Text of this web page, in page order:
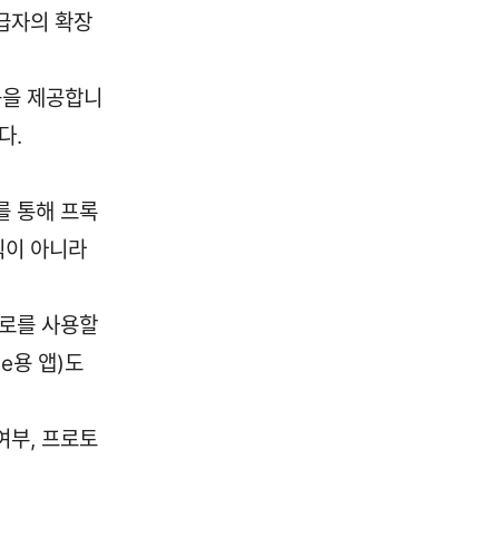
자의 확장
제공합니
.
통해 프록
아니라
를 사용할
용 앱)도
부, 프로토